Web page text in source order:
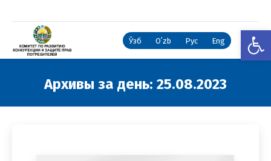
Ўзб Oʻzb Рус Eng
Архивы за день: 25.08.2023